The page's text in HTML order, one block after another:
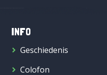
INFO
Geschiedenis
Colofon